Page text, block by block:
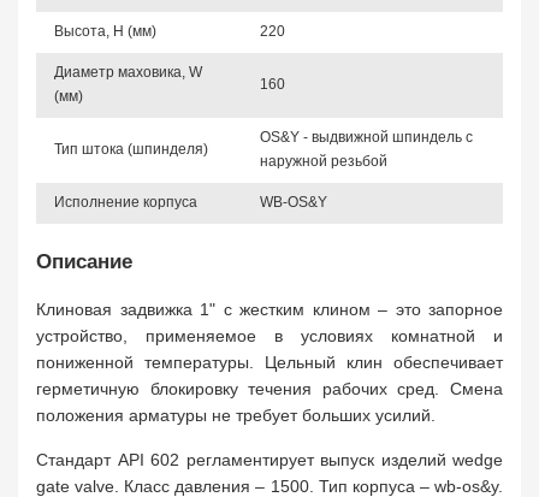
Высота, Н (мм) 220
Диаметр маховика, W
(мм)
160
Тип штока (шпинделя)
OS&Y - выдвижной шпиндель с
наружной резьбой
Исполнение корпуса WB-OS&Y
Описание
Клиновая задвижка 1" с жестким клином – это запорное
устройство, применяемое в условиях комнатной и
пониженной температуры. Цельный клин обеспечивает
герметичную блокировку течения рабочих сред. Смена
положения арматуры не требует больших усилий.
Стандарт API 602 регламентирует выпуск изделий wedge
gate valve. Класс давления – 1500. Тип корпуса – wb-os&y.